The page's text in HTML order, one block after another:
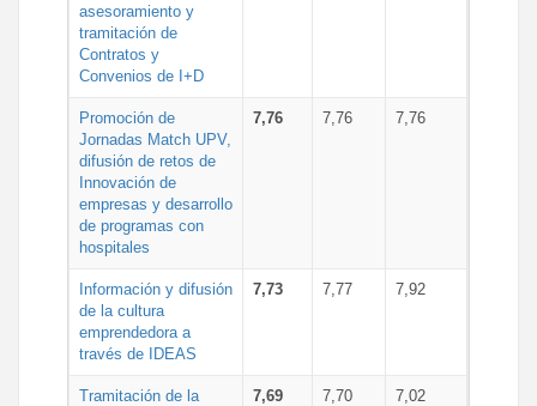
asesoramiento y
tramitación de
Contratos y
Convenios de I+D
Promoción de
Jornadas Match UPV,
difusión de retos de
Innovación de
empresas y desarrollo
de programas con
hospitales
7,76 7,76 7,76
Información y difusión
de la cultura
emprendedora a
través de IDEAS
7,73 7,77 7,92
Tramitación de la
7,69 7,70 7,02